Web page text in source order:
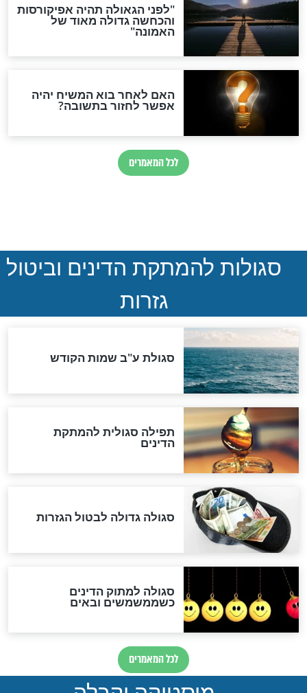
הותר לפרסום: לוחמי מילואים
נהרגו בדרום לבנון
ההסכם החשאי של טראמפ
סימני שאלה
שורדת השואה שחוגגת 100:
"מודה לקב"ה על כל השנים"
לכל המאמרים
אחרית הימים
האם אפשר לחשב את הקץ?
מה יהיה בימות המשיח?